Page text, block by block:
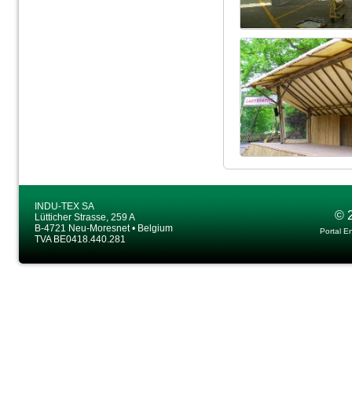
INDU-TEX SA
Lütticher Strasse, 259 A
B-4721 Neu-Moresnet • Belgium
TVA BE0418.440.281
©
Portal